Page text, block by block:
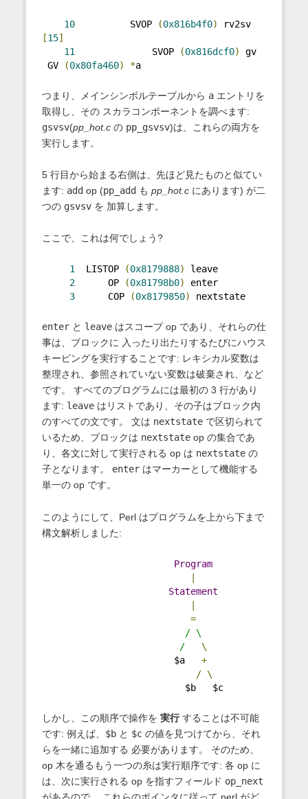
10 SVOP (0x816b4f0)
rv2sv
[15]
11 SVOP (0x816dcf0)
gv
GV
(0x80fa460) *a
つまり、メインシンボルテーブルから aエントリを
取得し、その スカラコンポーネントを調べます:
gsvsv(pp_hot.cの pp_gsvsv)は、これらの両方を
実行します。
5 行目から始まる右側は、先ほど見たものと似てい
ます: add op (pp_add も pp_hot.cにあります) が二
つの gsvsvを 加算します。
ここで、これは何でしょう?
1 LISTOP (0x8179888)
leave
2 OP (0x81798b0)
enter
3 COP (0x8179850) nextstate
enterと leaveはスコープ op であり、それらの仕
事は、ブロックに 入ったり出たりするたびにハウス
キーピングを実行することです: レキシカル変数は
整理され、参照されていない変数は破棄され、など
です。 すべてのプログラムには最初の 3 行があり
ます: leaveはリストであり、その子はブロック内
のすべての文です。 文は nextstateで区切られて
いるため、ブロックは nextstateop の集合であ
り、各文に対して実行される op は nextstateの
子となります。 enterはマーカーとして機能する
単一の op です。
このようにして、Perl はプログラムを上から下まで
構文解析しました:
Program
|
Statement
|
=
/ \
/
\
$a +
/ \
$b   $c
しかし、この順序で操作を 実行することは不可能
です: 例えば、 $bと $cの値を見つけてから、それ
らを一緒に追加する 必要があります。 そのため、
op 木を通るもう一つの糸は実行順序です: 各 op に
は、次に実行される op を指すフィールド op_next
があるので、 これらのポインタに従って perl がど